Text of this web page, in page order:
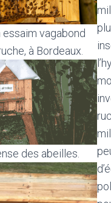
essaim vagabond
à Bordeaux.
des abeilles.